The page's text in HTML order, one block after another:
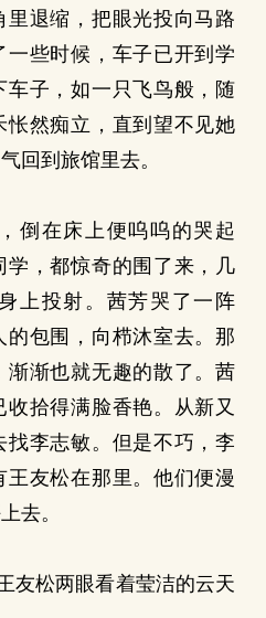
退缩，把眼光投向马路
些时候，车子已开到学
车子，如一只飞鸟般，随
怅然痴立，直到望不见她
回到旅馆里去。
在床上便呜呜的哭起
学，都惊奇的围了来，几
上投射。茜芳哭了一阵
的包围，向栉沐室去。那
渐渐也就无趣的散了。茜
拾得满脸香艳。从新又
李志敏。但是不巧，李
友松在那里。他们便漫
去。
松两眼看着莹洁的云天